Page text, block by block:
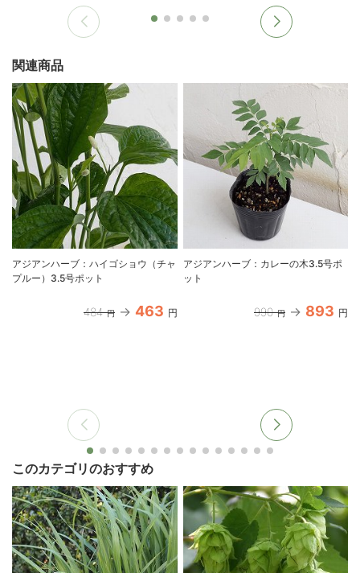
関連商品
アジアンハーブ：ハイゴショウ（チャ
プルー）3.5号ポット
484 円 463 円
アジアンハーブ：カレーの木3.5号ポ
ット
990 円 893 円
このカテゴリのおすすめ